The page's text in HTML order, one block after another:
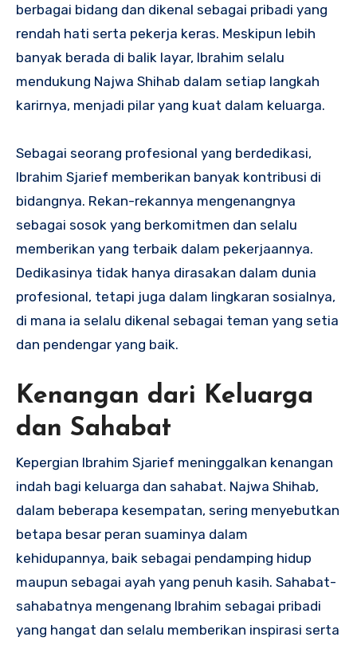
berbagai bidang dan dikenal sebagai pribadi yang
rendah hati serta pekerja keras. Meskipun lebih
banyak berada di balik layar, Ibrahim selalu
mendukung Najwa Shihab dalam setiap langkah
karirnya, menjadi pilar yang kuat dalam keluarga.
Sebagai seorang profesional yang berdedikasi,
Ibrahim Sjarief memberikan banyak kontribusi di
bidangnya. Rekan-rekannya mengenangnya
sebagai sosok yang berkomitmen dan selalu
memberikan yang terbaik dalam pekerjaannya.
Dedikasinya tidak hanya dirasakan dalam dunia
profesional, tetapi juga dalam lingkaran sosialnya,
di mana ia selalu dikenal sebagai teman yang setia
dan pendengar yang baik.
Kenangan dari Keluarga
dan Sahabat
Kepergian Ibrahim Sjarief meninggalkan kenangan
indah bagi keluarga dan sahabat. Najwa Shihab,
dalam beberapa kesempatan, sering menyebutkan
betapa besar peran suaminya dalam
kehidupannya, baik sebagai pendamping hidup
maupun sebagai ayah yang penuh kasih. Sahabat-
sahabatnya mengenang Ibrahim sebagai pribadi
yang hangat dan selalu memberikan inspirasi serta